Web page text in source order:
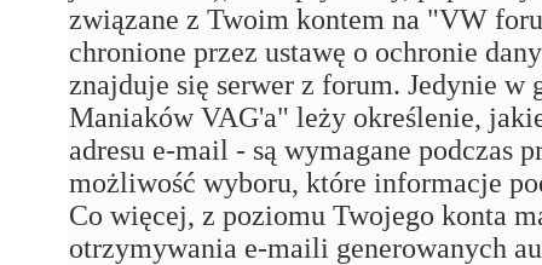
związane z Twoim kontem na "VW
chronione przez ustawę o ochronie
znajduje się serwer z forum. Jedynie
Maniaków VAG'a" leży określenie,
adresu e-mail - są wymagane podczas
możliwość wyboru, które informacje
Co więcej, z poziomu Twojego konta
otrzymywania e-maili generowanych